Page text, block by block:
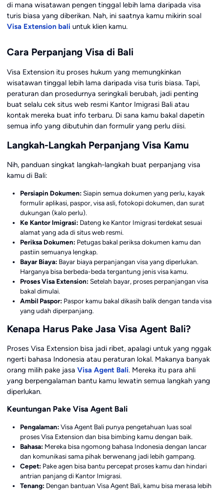
di mana wisatawan pengen tinggal lebih lama daripada visa
turis biasa yang diberikan. Nah, ini saatnya kamu mikirin soal
Visa Extension bali untuk klien kamu.
Cara Perpanjang Visa di Bali
Visa Extension itu proses hukum yang memungkinkan
wisatawan tinggal lebih lama daripada visa turis biasa. Tapi,
peraturan dan prosedurnya seringkali berubah, jadi penting
buat selalu cek situs web resmi Kantor Imigrasi Bali atau
kontak mereka buat info terbaru. Di sana kamu bakal dapetin
semua info yang dibutuhin dan formulir yang perlu diisi.
Langkah-Langkah Perpanjang Visa Kamu
Nih, panduan singkat langkah-langkah buat perpanjang visa
kamu di Bali:
Persiapin Dokumen: Siapin semua dokumen yang perlu, kayak
formulir aplikasi, paspor, visa asli, fotokopi dokumen, dan surat
dukungan (kalo perlu).
Ke Kantor Imigrasi: Dateng ke Kantor Imigrasi terdekat sesuai
alamat yang ada di situs web resmi.
Periksa Dokumen: Petugas bakal periksa dokumen kamu dan
pastiin semuanya lengkap.
Bayar Biaya: Bayar biaya perpanjangan visa yang diperlukan.
Harganya bisa berbeda-beda tergantung jenis visa kamu.
Proses Visa Extension: Setelah bayar, proses perpanjangan visa
bakal dimulai.
Ambil Paspor: Paspor kamu bakal dikasih balik dengan tanda visa
yang udah diperpanjang.
Kenapa Harus Pake Jasa Visa Agent Bali?
Proses Visa Extension bisa jadi ribet, apalagi untuk yang nggak
ngerti bahasa Indonesia atau peraturan lokal. Makanya banyak
orang milih pake jasa Visa Agent Bali. Mereka itu para ahli
yang berpengalaman bantu kamu lewatin semua langkah yang
diperlukan.
Keuntungan Pake Visa Agent Bali
Pengalaman: Visa Agent Bali punya pengetahuan luas soal
proses Visa Extension dan bisa bimbing kamu dengan baik.
Bahasa: Mereka bisa ngomong bahasa Indonesia dengan lancar
dan komunikasi sama pihak berwenang jadi lebih gampang.
Cepet: Pake agen bisa bantu percepat proses kamu dan hindari
antrian panjang di Kantor Imigrasi.
Tenang: Dengan bantuan Visa Agent Bali, kamu bisa merasa lebih